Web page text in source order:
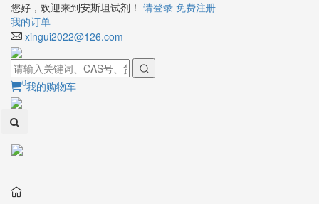
您好，欢迎来到安斯坦试剂！ 请登录 免费注册
我的订单
xingui2022@126.com
0我的购物车